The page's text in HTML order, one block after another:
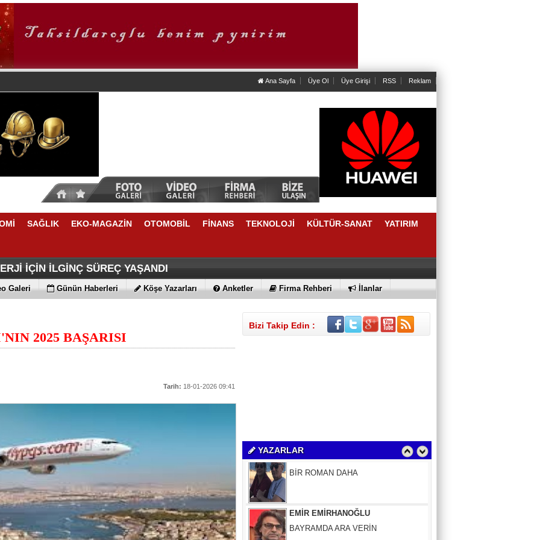
Ana Sayfa Üye Ol Üye Girişi RSS Reklam
SAĞLIK EKO-MAGAZİN OTOMOBİL FİNANS TEKNOLOJİ KÜLTÜR-SANAT YATIRIM
NELER VAR
YÜKSELME VAR
İÇİN İLGİNÇ SÜREÇ YAŞANDI
SEVİYOR
GELDİLER
MAGIC V6VAR
Galeri Günün Haberleri Köşe Yazarları Anketler Firma Rehberi İlanlar
2025 BAŞARISI
Tarih: 18-01-2026 09:41
Bizi Takip Edin :
YAZARLAR
EMİR EMİRHANOĞLU
MACİT SOYDAN